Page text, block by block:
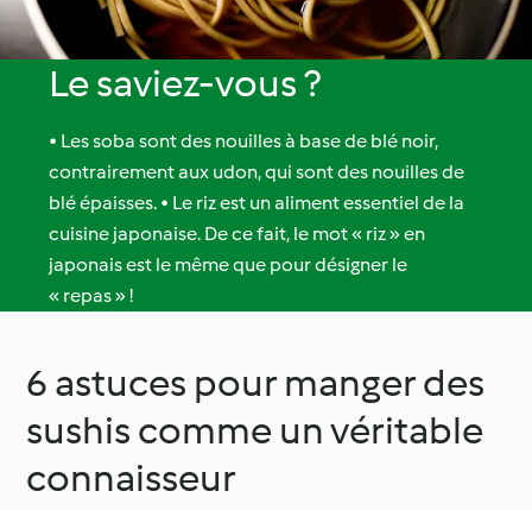
Le saviez-vous ?
• Les soba sont des nouilles à base de blé noir,
contrairement aux udon, qui sont des nouilles de
blé épaisses. • Le riz est un aliment essentiel de la
cuisine japonaise. De ce fait, le mot « riz » en
japonais est le même que pour désigner le
« repas » !
6 astuces pour manger des
sushis comme un véritable
connaisseur